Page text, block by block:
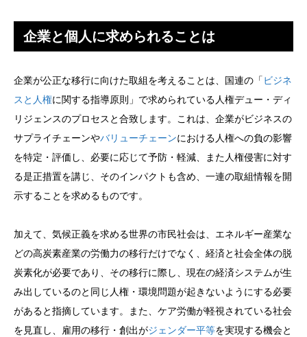
企業と個人に求められることは
企業が公正な移行に向けた取組を考えることは、国連の「 ビジネ
スと人権に関する指導原則」で求められている人権デュー・ディ
リジェンスのプロセスと合致します。これは、企業がビジネスの
サプライチェーンやバリューチェーンにおける人権への負の影響
を特定・評価し、必要に応じて予防・軽減、また人権侵害に対す
る是正措置を講じ、そのインパクトも含め、一連の取組情報を開
示することを求めるものです。
加えて、気候正義を求める世界の市民社会は、エネルギー産業な
どの高炭素産業の労働力の移行だけでなく、経済と社会全体の脱
炭素化が必要であり、その移行に際し、現在の経済システムが生
み出しているのと同じ人権・環境問題が起きないようにする必要
があると指摘しています。また、ケア労働が軽視されている社会
を見直し、雇用の移行・創出がジェンダー平等を実現する機会と